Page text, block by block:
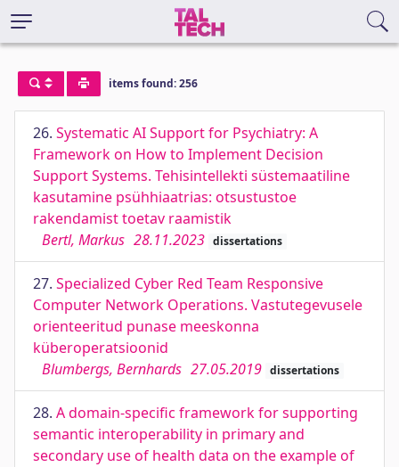
items found: 256
26. Systematic AI Support for Psychiatry: A
Framework on How to Implement Decision
Support Systems. Tehisintellekti süstemaatiline
kasutamine psühhiaatrias: otsustustoe
rakendamist toetav raamistik
Bertl, Markus 28.11.2023 dissertations
27. Specialized Cyber Red Team Responsive
Computer Network Operations. Vastutegevusele
orienteeritud punase meeskonna
küberoperatsioonid
Blumbergs, Bernhards 27.05.2019 dissertations
28. A domain-speciﬁc framework for supporting
semantic interoperability in primary and
secondary use of health data on the example of